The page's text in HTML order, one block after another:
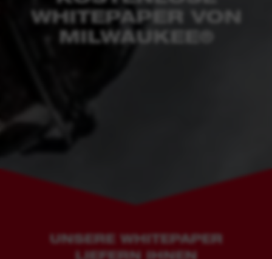
WHITEPAPER VON
MILWAUKEE®
UNSERE WHITEPAPER
LIEFERN IHNEN